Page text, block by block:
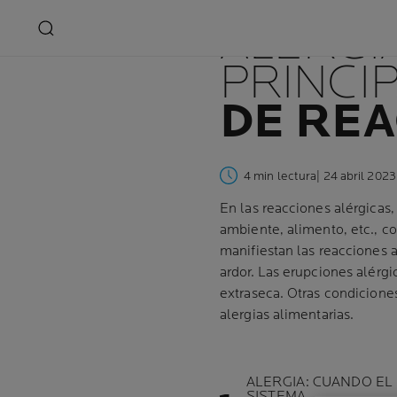
DE
4 min lectura | 24 abril 2023
En las reacciones
ambiente, alimento, etc.,
manifiestan las reacciones
ardor. Las erupciones
extraseca. Otras
alergias alimentarias.
ALERGIA: CUANDO EL